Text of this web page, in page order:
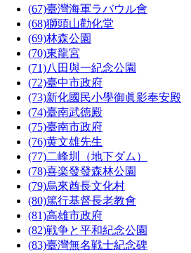
(67)臺灣海軍ラバウル會
(68)獅頭山勸化堂
(69)林森公園
(70)東龍宮
(71)八田與一紀念公園
(72)臺中市政府
(73)新化國民小學御眞影奉安殿
(74)臺南武徳殿
(75)臺南市政府
(76)黄文雄先生
(77)二峰圳（地下ダム）
(78)喜楽發發森林公園
(79)烏來酋長文化村
(80)篤行基督長老教會
(81)高雄市政府
(82)戦争と平和紀念公園
(83)臺灣無名戦士紀念碑